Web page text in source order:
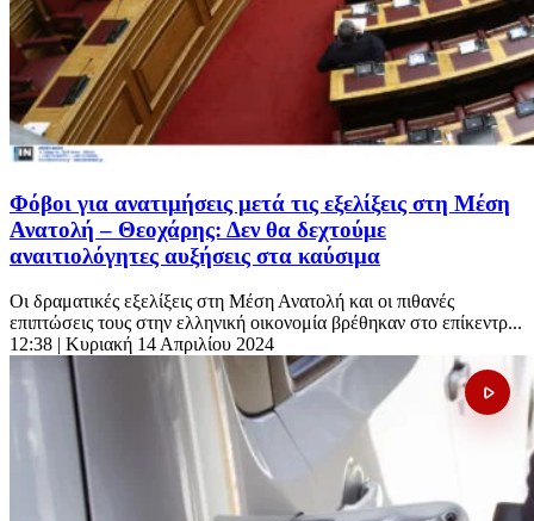
Φόβοι για ανατιμήσεις μετά τις εξελίξεις στη Μέση
Ανατολή – Θεοχάρης: Δεν θα δεχτούμε
αναιτιολόγητες αυξήσεις στα καύσιμα
Οι δραματικές εξελίξεις στη Μέση Ανατολή και οι πιθανές
επιπτώσεις τους στην ελληνική οικονομία βρέθηκαν στο επίκεντρ...
12:38 | Κυριακή 14 Απριλίου 2024